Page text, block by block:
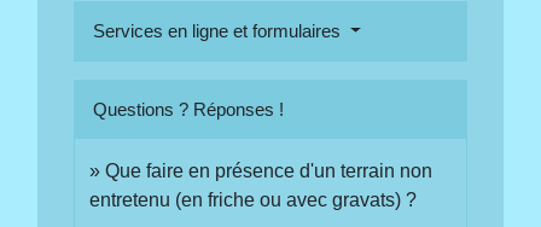
Services en ligne et formulaires
Questions ? Réponses !
Que faire en présence d'un terrain non
entretenu (en friche ou avec gravats) ?